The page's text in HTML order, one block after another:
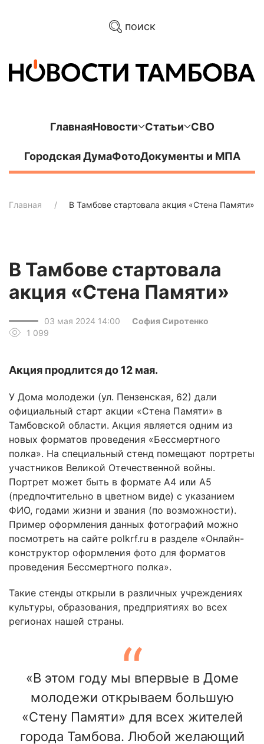
поиск
ГлавнаяНовости Статьи СВО
Городская ДумаФотоДокументы и МПА
Главная В Тамбове стартовала акция «Стена Памяти»
В Тамбове стартовала
акция «Стена Памяти»
03 мая 2024 14:00
София Сиротенко
1 099
Акция продлится до 12 мая.
У Дома молодежи (ул. Пензенская, 62) дали
официальный старт акции «Стена Памяти» в
Тамбовской области. Акция является одним из
новых форматов проведения «Бессмертного
полка». На специальный стенд помещают портреты
участников Великой Отечественной войны.
Портрет может быть в формате А4 или А5
(предпочтительно в цветном виде) с указанием
ФИО, годами жизни и звания (по возможности).
Пример оформления данных фотографий можно
посмотреть на сайте polkrf.ru в разделе «Онлайн-
конструктор оформления фото для форматов
проведения Бессмертного полка».
Такие стенды открыли в различных учреждениях
культуры, образования, предприятиях во всех
регионах нашей страны.
«В этом году мы впервые в Доме
молодежи открываем большую
«Стену Памяти» для всех жителей
города Тамбова. Любой желающий